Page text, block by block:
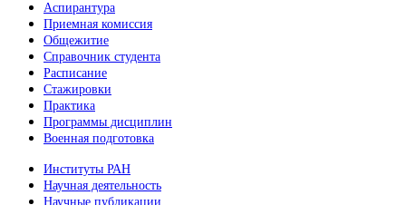
Аспирантура
Приемная комиссия
Общежитие
Справочник студента
Расписание
Стажировки
Практика
Программы дисциплин
Военная подготовка
Институты РАН
Научная деятельность
Научные публикации